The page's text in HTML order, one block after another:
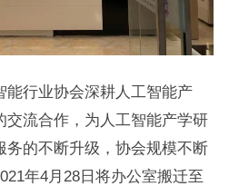
能行业协会深耕人工智能产
交流合作，为人工智能产学研
务的不断升级，协会规模不断
年4月28日将办公室搬迁至